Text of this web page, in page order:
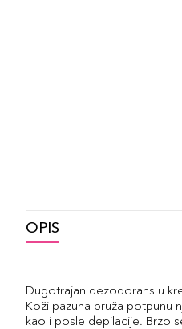
OPIS
Dugotrajan dezodorans u
Koži pazuha pruža potpunu
kao i posle depilacije. Brzo